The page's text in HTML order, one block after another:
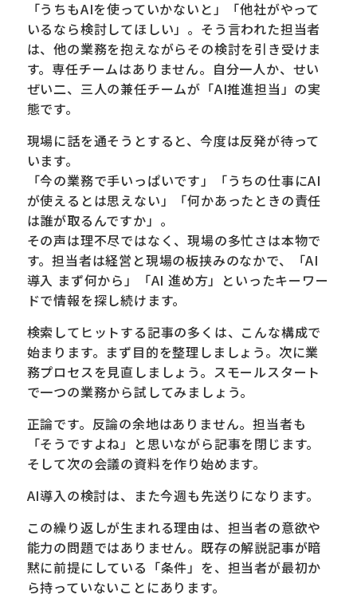
「うちもAIを使っていかないと」「他社がやって
いるなら検討してほしい」。そう言われた担当者
は、他の業務を抱えながらその検討を引き受けま
す。専任チームはありません。自分一人か、せい
ぜい二、三人の兼任チームが「AI推進担当」の実
態です。
現場に話を通そうとすると、今度は反発が待って
います。
「今の業務で手いっぱいです」「うちの仕事にAI
が使えるとは思えない」「何かあったときの責任
は誰が取るんですか」。
その声は理不尽ではなく、現場の多忙さは本物で
す。担当者は経営と現場の板挟みのなかで、「AI
導入 まず何から」「AI 進め方」といったキーワー
ドで情報を探し続けます。
検索してヒットする記事の多くは、こんな構成で
始まります。まず目的を整理しましょう。次に業
務プロセスを見直しましょう。スモールスタート
で一つの業務から試してみましょう。
正論です。反論の余地はありません。担当者も
「そうですよね」と思いながら記事を閉じます。
そして次の会議の資料を作り始めます。
AI導入の検討は、また今週も先送りになります。
この繰り返しが生まれる理由は、担当者の意欲や
能力の問題ではありません。既存の解説記事が暗
黙に前提にしている「条件」を、担当者が最初か
ら持っていないことにあります。